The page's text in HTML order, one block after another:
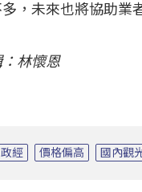
，未來也將協助業
林懷恩
政經 價格偏高 國內觀